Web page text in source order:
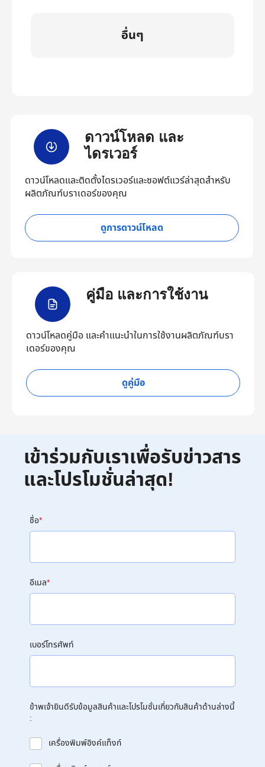
อื่นๆ
ดาวน์โหลด และ
ไดรเวอร์
ดาวน์โหลดและติดตั้งไดรเวอร์และซอฟต์แวร์ล่าสุดสำหรับ
ผลิตภัณฑ์บราเดอร์ของคุณ
ดูการดาวน์โหลด
คู่มือ และการใช้งาน
ดาวน์โหลดคู่มือ และคำแนะนำในการใช้งานผลิตภัณฑ์บรา
เดอร์ของคุณ
ดูคู่มือ
เข้าร่วมกับเราเพื่อรับข่าวสาร
และโปรโมชั่นล่าสุด!
ชื่อ*
อีเมล*
เบอร์โทรศัพท์
ข้าพเจ้ายินดีรับข้อมูลสินค้าและโปรโมชั่นเกี่ยวกับสินค้าด้านล่างนี้
:
เครื่องพิมพ์อิงค์แท็งก์